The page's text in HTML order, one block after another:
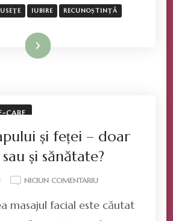
IUBIRE RECUNOȘTINȚĂ
Mai mult
CARE
și feței – doar
și sănătate?
NICIUN COMENTARIULA
CAPULUI
masajul facial este căutat